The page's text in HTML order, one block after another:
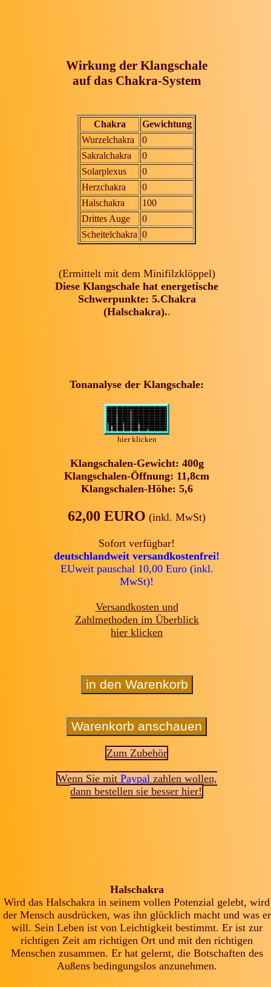
Wirkung der Klangschale
auf das Chakra-System
Chakra
Gewichtung
Wurzelchakra
0
Sakralchakra
0
Solarplexus
0
Herzchakra
0
Halschakra
100
Drittes Auge
0
Scheitelchakra 0
(Ermittelt mit dem Minifilzklöppel)
Diese Klangschale hat energetische
Schwerpunkte: 5.Chakra
(Halschakra)..
Tonanalyse der Klangschale:
hier klicken
Klangschalen-Gewicht: 400g
Klangschalen-Öffnung: 11,8cm
Klangschalen-Höhe: 5,6
62,00 EURO (inkl. MwSt)
Sofort verfügbar!
deutschlandweit versandkostenfrei!
EUweit pauschal 10,00 Euro (inkl.
MwSt)!
Versandkosten und
Zahlmethoden im Überblick
hier klicken
Zum Zubehör
Wenn Sie mit Paypal zahlen wollen,
dann bestellen sie besser hier!
Halschakra
Wird das Halschakra in seinem vollen Potenzial gelebt, wird
der Mensch ausdrücken, was ihn glücklich macht und was er
will. Sein Leben ist von Leichtigkeit bestimmt. Er ist zur
richtigen Zeit am richtigen Ort und mit den richtigen
Menschen zusammen. Er hat gelernt, die Botschaften des
Außens bedingungslos anzunehmen.